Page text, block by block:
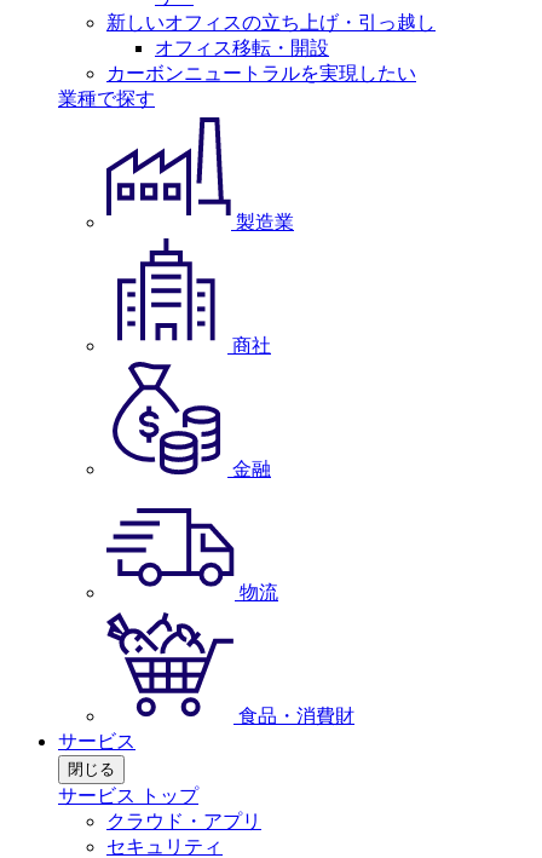
新しいオフィスの立ち上げ・引っ越し
オフィス移転・開設
カーボンニュートラルを実現したい
業種で探す
製造業
商社
金融
物流
食品・消費財
サービス
閉じる
サービス トップ
クラウド・アプリ
セキュリティ